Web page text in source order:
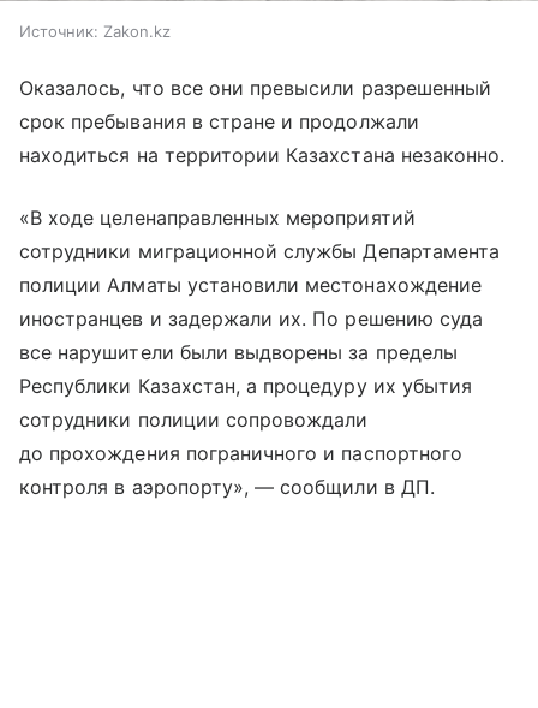
Источник: Zakon.kz
Оказалось, что все они превысили разрешенный
срок пребывания в стране и продолжали
находиться на территории Казахстана незаконно.
«В ходе целенаправленных мероприятий
сотрудники миграционной службы Департамента
полиции Алматы установили местонахождение
иностранцев и задержали их. По решению суда
все нарушители были выдворены за пределы
Республики Казахстан, а процедуру их убытия
сотрудники полиции сопровождали
до прохождения пограничного и паспортного
контроля в аэропорту», — сообщили в ДП.